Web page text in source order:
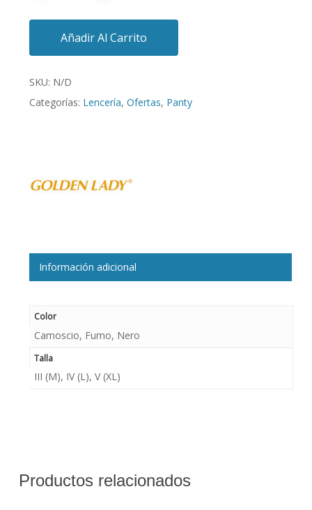
Añadir Al Carrito
SKU: N/D
Categorías: Lencería, Ofertas, Panty
Información adicional
Color
Camoscio, Fumo, Nero
Talla
III (M), IV (L), V (XL)
Productos relacionados